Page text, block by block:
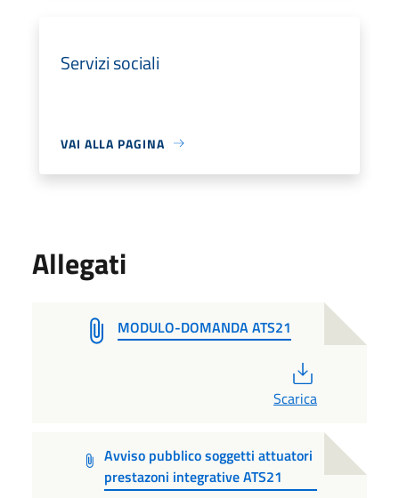
Servizi sociali
VAI ALLA PAGINA
Allegati
MODULO-DOMANDA ATS21
Scarica
Avviso pubblico soggetti attuatori
prestazoni integrative ATS21